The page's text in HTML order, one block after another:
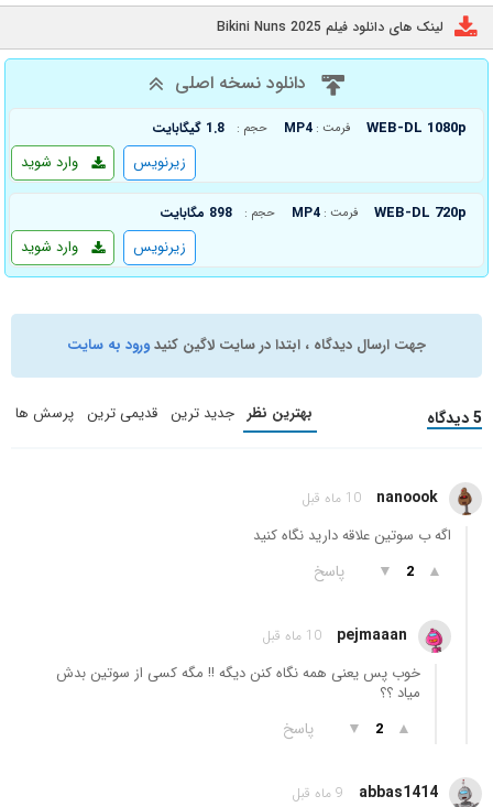
لینک های دانلود فیلم Bikini Nuns 2025
دانلود نسخه اصلی
WEB-DL 1080p فرمت : MP4 حجم : 1.8 گیگابایت
وارد شوید زیرنویس
WEB-DL 720p فرمت : MP4 حجم : 898 مگابایت
وارد شوید زیرنویس
جهت ارسال دیدگاه ، ابتدا در سایت لاگین کنیدورود به سایت
5 دیدگاه بهترین نظر جدید ترین قدیمی ترین پرسش ها
nanoook 10 ماه قبل
اگه ب سوتین علاقه دارید نگاه کنید
▲
2
▼ پاسخ
pejmaaan 10 ماه قبل
خوب پس یعنی همه نگاه کنن دیگه !! مگه کسی از سوتین بدش
میاد ؟؟
▲
2
▼ پاسخ
abbas1414 9 ماه قبل